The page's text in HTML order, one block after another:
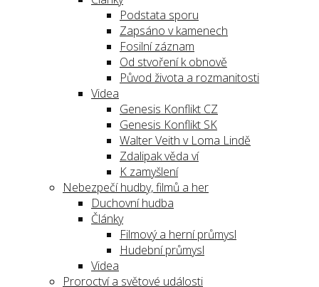
Podstata sporu
Zapsáno v kamenech
Fosilní záznam
Od stvoření k obnově
Původ života a rozmanitosti
Videa
Genesis Konflikt CZ
Genesis Konflikt SK
Walter Veith v Loma Lindě
Zdalipak věda ví
K zamyšlení
Nebezpečí hudby, filmů a her
Duchovní hudba
Články
Filmový a herní průmysl
Hudební průmysl
Videa
Proroctví a světové události